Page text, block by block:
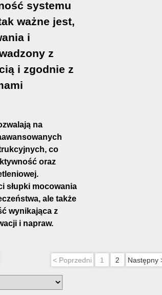
systemu
ważne jest,
i
z
i zgodnie z
na
co
oraz
słupki mocowania
ale także
wynikająca z
i napraw.
< Poprzedni 1 2 Następny